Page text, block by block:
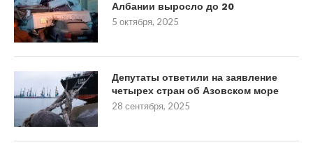
Албании выросло до 20
5 октября, 2025
Депутаты ответили на заявление
четырех стран об Азовском море
28 сентября, 2025